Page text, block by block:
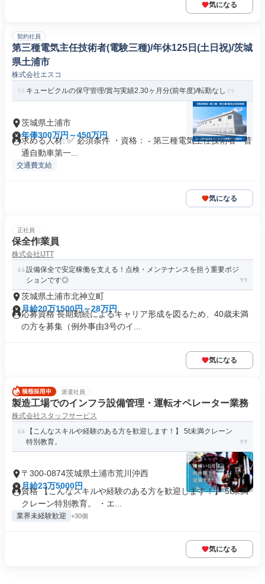
気になる
契約社員
第三種電気主任技術者(電験三種)/年休125日(土日祝)/茨城
県土浦市
株式会社エスコ
キュービクルの保守管理/賞与実績2.30ヶ月分(前年度)/転勤なし
茨城県土浦市
年俸300万円～450万円
求める人材: ✅ 必須条件 ・資格： - 第三種電気主任技術者 - 普
通自動車第一...
交通費支給
気になる
正社員
保全作業員
株式会社IJTT
設備保全で安定稼働を支える！点検・メンテナンスを担う重要ポジ
ションです◎
茨城県土浦市北神立町
月給20万1500円～28万円
応募資格 長期勤続によるキャリア形成を図るため、40歳未満
の方を募集（例外事由3号のイ...
気になる
派遣社員
製造工場でのインフラ設備管理・運転オペレーター業務
株式会社スタッフサービス
【こんなスキルや経験のある方を歓迎します！】 5t未満クレーン
特別教育。
〒300-0874茨城県土浦市荒川沖西
月給23万5000円
資格 【こんなスキルや経験のある方を歓迎します！】 5t未満
クレーン特別教育。 ・エ...
業界未経験歓迎 +30個
気になる